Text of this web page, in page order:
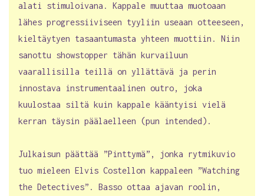
alati stimuloivana. Kappale muuttaa muotoaan
lähes progressiiviseen tyyliin useaan otteeseen,
kieltäytyen tasaantumasta yhteen muottiin. Niin
sanottu showstopper tähän kurvailuun
vaarallisilla teillä on yllättävä ja perin
innostava instrumentaalinen outro, joka
kuulostaa siltä kuin kappale kääntyisi vielä
kerran täysin päälaelleen (pun intended).
Julkaisun päättää ”Pinttymä”, jonka rytmikuvio
tuo mieleen Elvis Costellon kappaleen ”Watching
the Detectives”. Basso ottaa ajavan roolin,